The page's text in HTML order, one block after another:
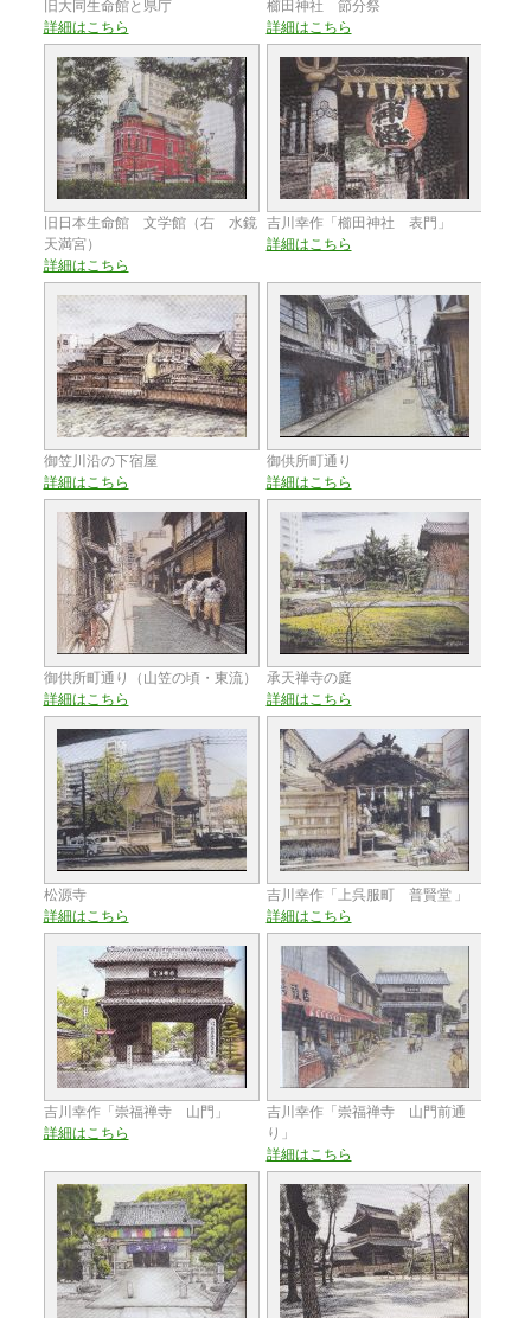
旧大同生命館と県庁
詳細はこちら
櫛田神社 節分祭
詳細はこちら
旧日本生命館 文学館（右 水鏡
天満宮）
詳細はこちら
吉川幸作「櫛田神社 表門」
詳細はこちら
御笠川沿の下宿屋
詳細はこちら
御供所町通り
詳細はこちら
御供所町通り（山笠の頃・東流）
詳細はこちら
承天禅寺の庭
詳細はこちら
松源寺
詳細はこちら
吉川幸作「上呉服町 普賢堂 」
詳細はこちら
吉川幸作「崇福禅寺 山門」
詳細はこちら
吉川幸作「崇福禅寺 山門前通
り」
詳細はこちら